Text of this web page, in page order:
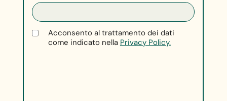
Acconsento al trattamento dei dati
come indicato nella Privacy Policy.